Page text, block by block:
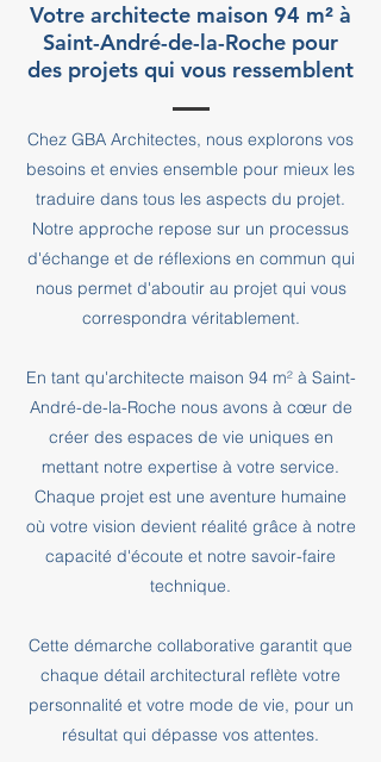
Votre architecte maison 94 m² à
Saint-André-de-la-Roche pour
des projets qui vous ressemblent
Chez GBA Architectes, nous explorons vos
besoins et envies ensemble pour mieux les
traduire dans tous les aspects du projet.
Notre approche repose sur un processus
d'échange et de réflexions en commun qui
nous permet d'aboutir au projet qui vous
correspondra véritablement.
En tant qu'architecte maison 94 m² à Saint-
André-de-la-Roche nous avons à cœur de
créer des espaces de vie uniques en
mettant notre expertise à votre service.
Chaque projet est une aventure humaine
où votre vision devient réalité grâce à notre
capacité d'écoute et notre savoir-faire
technique.
Cette démarche collaborative garantit que
chaque détail architectural reflète votre
personnalité et votre mode de vie, pour un
résultat qui dépasse vos attentes.